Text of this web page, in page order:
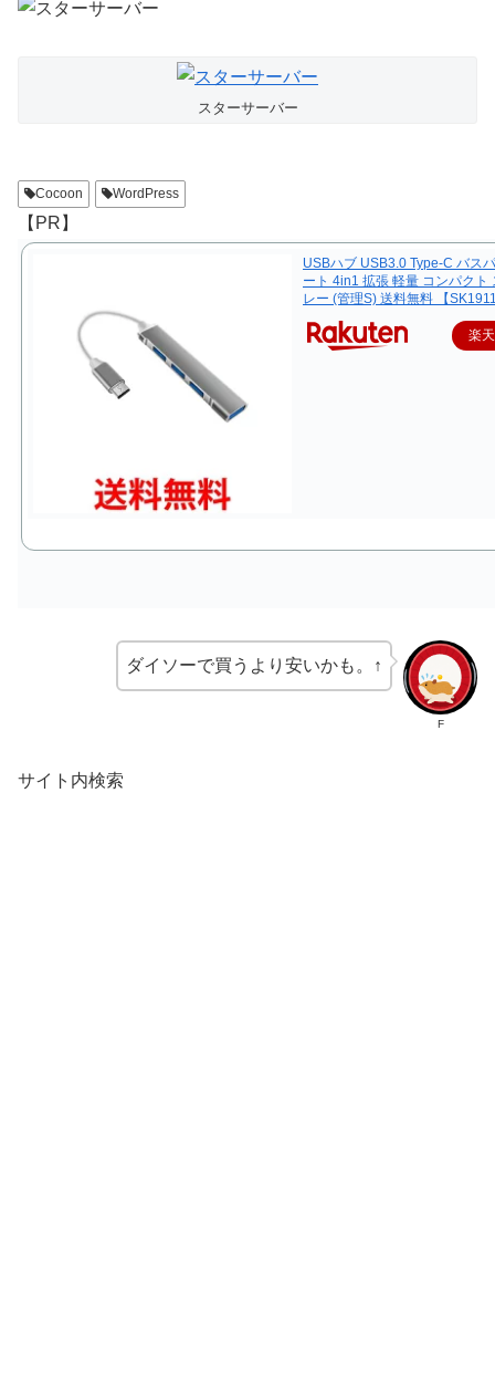
スターサーバー
Cocoon WordPress
【PR】
USBハブ USB3.0 Type-C バス
ート 4in1 拡張 軽量 コンパクト
レー (管理S) 送料無料 【
楽
F
ダイソーで買うより安いかも。↑
サイト内検索